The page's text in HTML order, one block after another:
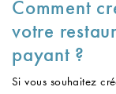
Comment
votre
payant ?
Si vous souhaitez